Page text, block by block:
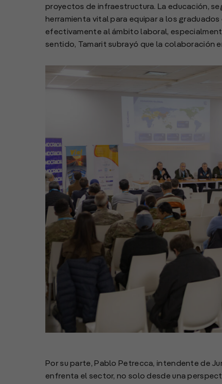
proyectos de infraestructura. La educación,
herramienta vital para equipar a los
efectivamente al ámbito laboral,
sentido, Tamarit subrayó que la colaboración
Por su parte, Pablo Petrecca, intendente de
enfrenta el sector, no solo desde una